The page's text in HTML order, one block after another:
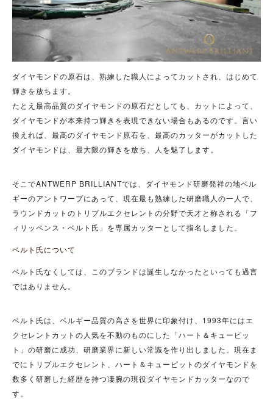
ダイヤモンドの原石は、熟練した職人によってカットされ、はじめて
輝きを放ちます。
たとえ最高品質のダイヤモンドの原石だとしても、カットによって、
ダイヤモンドが本来持つ輝きを表現できない場合もあるのです。言い
換えれば、最高のダイヤモンド原石を、最高のカッターがカットした
ダイヤモンドは、最大限の輝きを放ち、人を魅了します。
そこでANTWERP BRILLIANTでは、ダイヤモンド研磨発祥の地ベル
ギーのアントワープにあって、現在最も熟練した研磨職人の一人で、
ラウンドカットのトリプルエクセレントの分野で天才と称される「フ
ィリッペンス・ベルト氏」を専属カッターとして指名しました。
ベルト氏について
ベルト氏なくしては、このブランドは誕生しなかったといっても過言
ではありません。
ベルト氏は、ベルギー品質の高さを世界に印象付け、1993年にはエ
クセレントカットの人気を不動のものにした「ハート＆キューピッ
ト」の研磨に成功、研磨業界に新しい常識を作り出しました。現在ま
でにトリプルエクセレント、ハート＆キューピットのダイヤモンドを
数多く研磨した経歴を持つ凄腕の現役ダイヤモンドカッターなので
す。